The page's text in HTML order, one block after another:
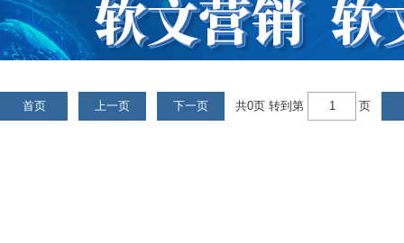
首页 上一页 下一页 共0页 转到第 页